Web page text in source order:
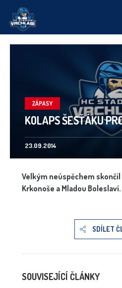
ZÁPASY
KOLAPS ŠESŤÁKU
23.09.2014
Velkým neúspěchem skončil
Krkonoše a Mladou Boleslaví.
SDÍLET
SOUVISEJÍCÍ ČLÁNKY